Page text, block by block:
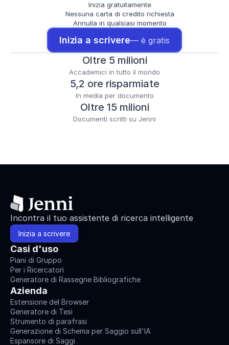
Inizia gratuitamente
Nessuna carta di credito richiesta
Annulla in qualsiasi momento
Inizia a scrivere— è gratis
Oltre 5 milioni
Accademici in tutto il mondo
5,2 ore risparmiate
In media per documento
Oltre 15 milioni
Documenti scritti su Jenni
Incontra il tuo assistente di ricerca intelligente
Inizia a scrivere
Casi d'uso
Piani di Gruppo
Per i Ricercatori
Generatore di Rassegne Bibliografiche
Azienda
Estensione del Browser
Generatore di Tesi
Strumento di parafrasi
Generazione di Schema per Saggio sull'IA
Espansore di Saggi